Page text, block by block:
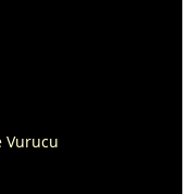
Vurucu